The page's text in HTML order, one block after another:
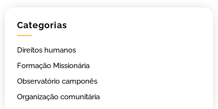
Categorias
Direitos humanos
Formação Missionária
Observatório camponês
Organização comunitária